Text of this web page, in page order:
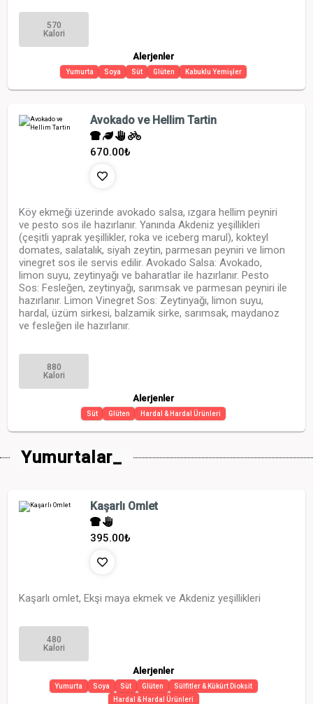
570
Kalori
Alerjenler
Yumurta Soya Süt Glüten Kabuklu Yemişler
Avokado ve Hellim Tartin
670.00₺
Köy ekmeği üzerinde avokado salsa, ızgara hellim peyniri
ve pesto sos ile hazırlanır. Yanında Akdeniz yeşillikleri
(çeşitli yaprak yeşillikler, roka ve iceberg marul), kokteyl
domates, salatalık, siyah zeytin, parmesan peyniri ve limon
vinegret sos ile servis edilir. Avokado Salsa: Avokado,
limon suyu, zeytinyağı ve baharatlar ile hazırlanır. Pesto
Sos: Fesleğen, zeytinyağı, sarımsak ve parmesan peyniri ile
hazırlanır. Limon Vinegret Sos: Zeytinyağı, limon suyu,
hardal, üzüm sirkesi, balzamik sirke, sarımsak, maydanoz
ve fesleğen ile hazırlanır.
880
Kalori
Alerjenler
Süt Glüten Hardal & Hardal Ürünleri
Yumurtalar_
Kaşarlı Omlet
395.00₺
Kaşarlı omlet, Ekşi maya ekmek ve Akdeniz yeşillikleri
480
Kalori
Alerjenler
Yumurta Soya Süt Glüten
Sülfitler & Kükürt Dioksit
Hardal & Hardal Ürünleri